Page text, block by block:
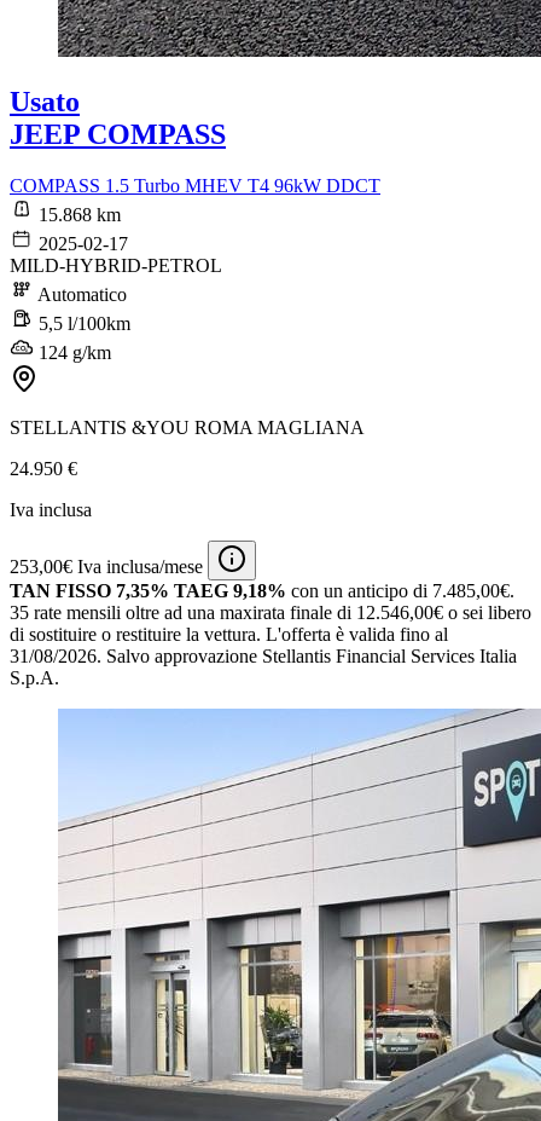
Usato
JEEP COMPASS
COMPASS 1.5 Turbo MHEV T4 96kW DDCT
15.868 km
2025-02-17
MILD-HYBRID-PETROL
Automatico
5,5 l/100km
124 g/km
STELLANTIS &YOU ROMA MAGLIANA
24.950 €
Iva inclusa
253,00€ Iva inclusa/mese
TAN FISSO 7,35% TAEG 9,18% con un anticipo di 7.485,00€.
35 rate mensili oltre ad una maxirata finale di 12.546,00€ o sei libero
di sostituire o restituire la vettura. L'offerta è valida fino al
31/08/2026. Salvo approvazione Stellantis Financial Services Italia
S.p.A.